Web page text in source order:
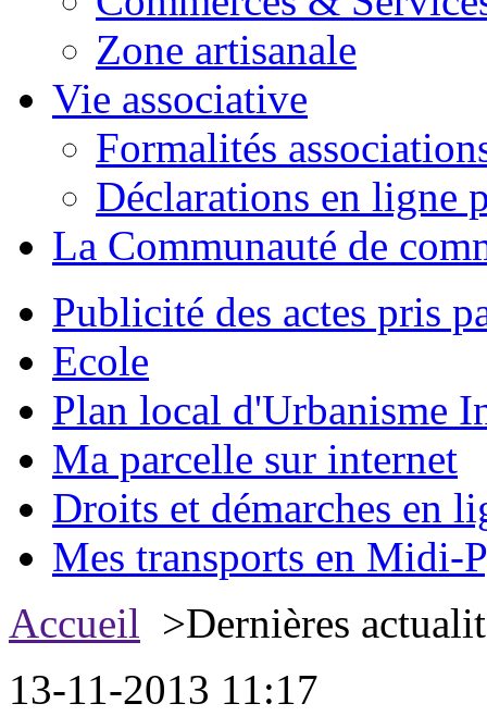
Zone artisanale
Vie associative
Formalités
Déclarations en ligne
La Communauté de
Publicité des actes pris
Ecole
Plan local d'Urbanisme
Ma parcelle sur internet
Droits et démarches en
Mes transports en Midi-
Accueil >Dernières
13-11-2013 11:17